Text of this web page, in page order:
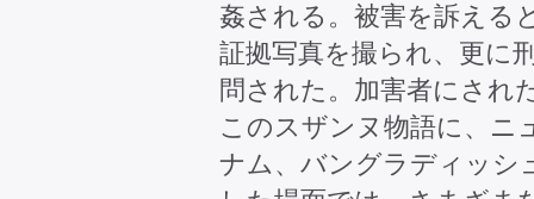
姦される。被害を訴える
証拠写真を撮られ、更に
問された。加害者にされ
このスザンヌ物語に、ニ
ナム、バングラディッシ